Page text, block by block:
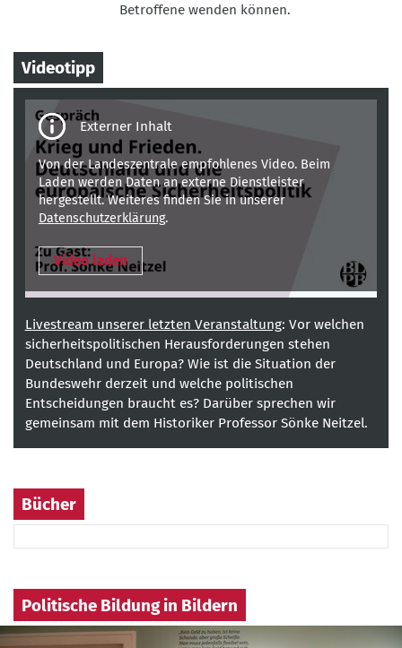
Betroffene wenden können.
Videotipp
Third-
party
content
Von der Landeszentrale empfohlenes Video. Beim
Laden werden Daten an externe Dienstleister
hergestellt. Weiteres finden Sie in unserer
Datenschutzerklärung.
Video laden
Livestream unserer letzten Veranstaltung: Vor welchen
sicherheitspolitischen Herausforderungen stehen
Deutschland und Europa? Wie ist die Situation der
Bundeswehr derzeit und welche politischen
Entscheidungen braucht es? Darüber sprechen wir
gemeinsam mit dem Historiker Professor Sönke Neitzel.
Bücher
Politische Bildung in Bildern